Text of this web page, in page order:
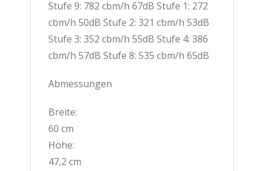
Stufe 9: 782 cbm/h 67dB Stufe 1: 272
cbm/h 50dB Stufe 2: 321 cbm/h 53dB
Stufe 3: 352 cbm/h 55dB Stufe 4: 386
cbm/h 57dB Stufe 8: 535 cbm/h 65dB
Abmessungen
Breite:
60 cm
Höhe:
47,2 cm